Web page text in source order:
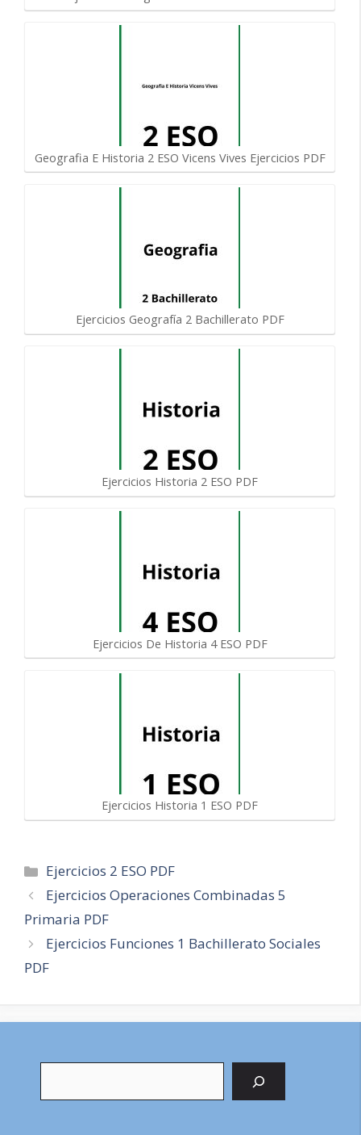
Geografia E Historia 2 ESO Vicens Vives Ejercicios PDF
Ejercicios Geografía 2 Bachillerato PDF
Ejercicios Historia 2 ESO PDF
Ejercicios De Historia 4 ESO PDF
Ejercicios Historia 1 ESO PDF
Categorías
Ejercicios 2 ESO PDF
Navegación
de
Ejercicios Operaciones Combinadas 5
Primaria PDF
Ejercicios Funciones 1 Bachillerato Sociales
PDF